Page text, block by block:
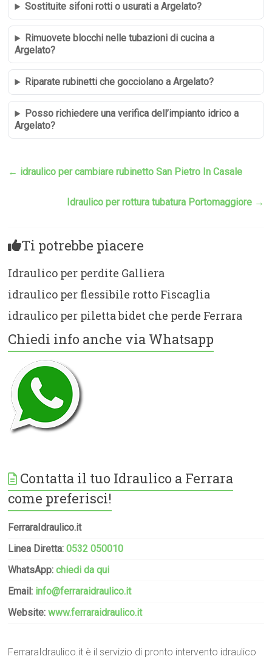
Sostituite sifoni rotti o usurati a Argelato?
Rimuovete blocchi nelle tubazioni di cucina a
Argelato?
Riparate rubinetti che gocciolano a Argelato?
Posso richiedere una verifica dell’impianto idrico a
Argelato?
← idraulico per cambiare rubinetto San Pietro In Casale
Idraulico per rottura tubatura Portomaggiore →
Ti potrebbe piacere
Idraulico per perdite Galliera
idraulico per flessibile rotto Fiscaglia
idraulico per piletta bidet che perde Ferrara
Chiedi info anche via Whatsapp
Contatta il tuo Idraulico a Ferrara
come preferisci!
FerraraIdraulico.it
Linea Diretta:0532 050010
WhatsApp:chiedi da qui
Email: info@ferraraidraulico.it
Website:www.ferraraidraulico.it
FerraraIdraulico.it è il servizio di pronto intervento idraulico